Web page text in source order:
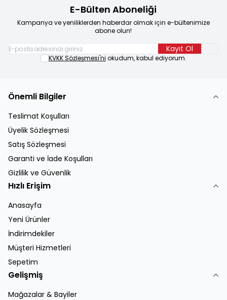
E-Bülten Aboneliği
Kampanya ve yeniliklerden haberdar olmak için e-bültenimize
abone olun!
Kayıt Ol
KVKK Sözleşmesi'ni okudum, kabul ediyorum.
Önemli Bilgiler
Teslimat Koşulları
Üyelik Sözleşmesi
Satış Sözleşmesi
Garanti ve İade Koşulları
Gizlilik ve Güvenlik
Hızlı Erişim
Anasayfa
Yeni Ürünler
İndirimdekiler
Müşteri Hizmetleri
Sepetim
Gelişmiş
Mağazalar & Bayiler